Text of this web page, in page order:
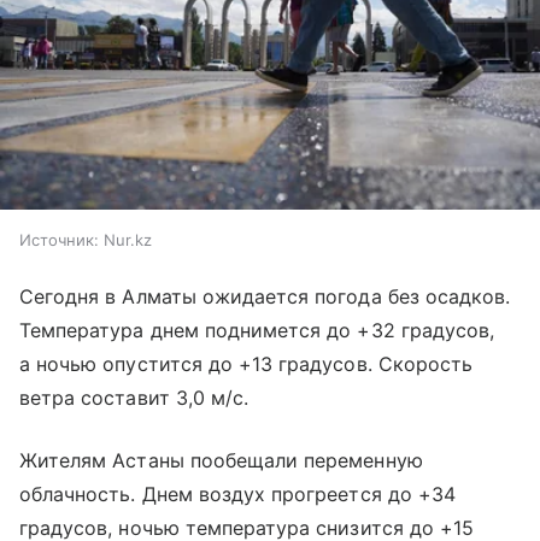
Источник: Nur.kz
Сегодня в Алматы ожидается погода без осадков.
Температура днем поднимется до +32 градусов,
а ночью опустится до +13 градусов. Скорость
ветра составит 3,0 м/с.
Жителям Астаны пообещали переменную
облачность. Днем воздух прогреется до +34
градусов, ночью температура снизится до +15